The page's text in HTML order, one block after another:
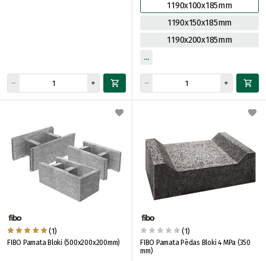
1190x100x185mm
1190x150x185mm
1190x200x185mm
(1)
FIBO Pamata Bloki (500x200x200mm)
(1)
FIBO Pamata Pēdas Bloki 4 MPa (350
mm)